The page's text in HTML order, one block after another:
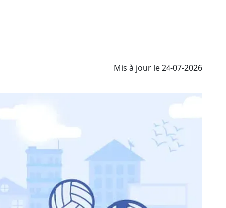
Mis à jour le 24-07-2026